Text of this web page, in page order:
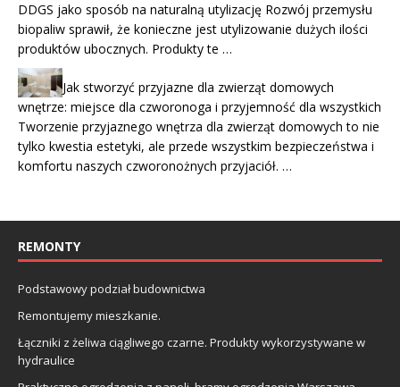
DDGS jako sposób na naturalną utylizację Rozwój przemysłu
biopaliw sprawił, że konieczne jest utylizowanie dużych ilości
produktów ubocznych. Produkty te …
Jak stworzyć przyjazne dla zwierząt domowych
wnętrze: miejsce dla czworonoga i przyjemność dla wszystkich
Tworzenie przyjaznego wnętrza dla zwierząt domowych to nie
tylko kwestia estetyki, ale przede wszystkim bezpieczeństwa i
komfortu naszych czworonożnych przyjaciół. …
REMONTY
Podstawowy podział budownictwa
Remontujemy mieszkanie.
Łączniki z żeliwa ciągliwego czarne. Produkty wykorzystywane w
hydraulice